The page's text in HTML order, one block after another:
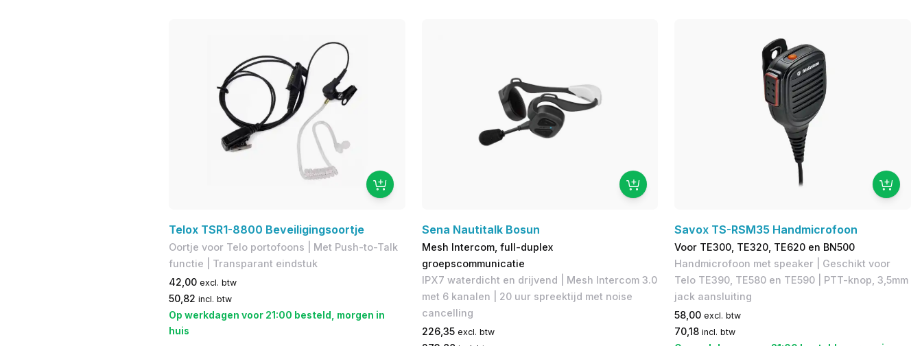
Telox TSR1-8800 Beveiligingsoortje
Oortje voor Telo portofoons | Met Push-to-Talk
functie | Transparant eindstuk
42,00 excl. btw
50,82 incl. btw
Op werkdagen voor 21:00 besteld, morgen in
huis
Sena Nautitalk Bosun
Mesh Intercom, full-duplex
groepscommunicatie
IPX7 waterdicht en drijvend | Mesh Intercom 3.0
met 6 kanalen | 20 uur spreektijd met noise
cancelling
226,35 excl. btw
Savox TS-RSM35 Handmicrofoon
Voor TE300, TE320, TE620 en BN500
Handmicrofoon met speaker | Geschikt voor ​
Telo TE390, TE580 en TE590 | PTT-knop, 3,5mm
jack aansluiting
58,00 excl. btw
70,18 incl. btw